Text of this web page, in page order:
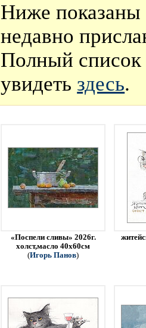
Ниже показаны
недавно
Полный
увидеть здесь.
«Поспели сливы» 2026г.
холст,масло 40х60см
(Игорь Панов)